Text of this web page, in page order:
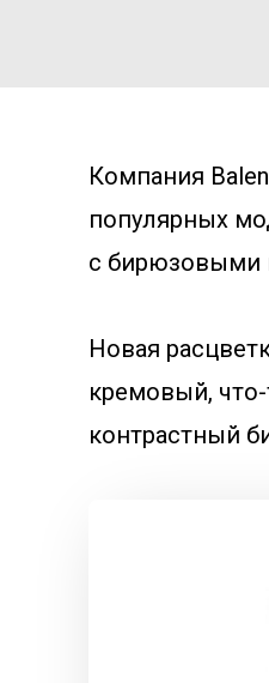
Компания
популярных
с бирюзовыми
Новая
кремовый,
контрастный